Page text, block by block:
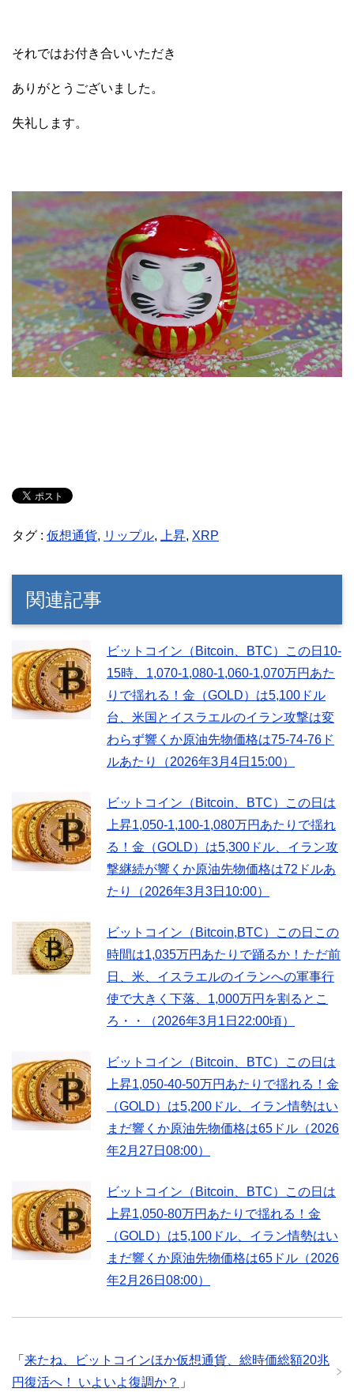
それではお付き合いいただき
ありがとうございました。
失礼します。
タグ : 仮想通貨, リップル, 上昇, XRP
関連記事
ビットコイン（Bitcoin、BTC）この日10-
15時、1,070-1,080-1,060-1,070万円あた
りで揺れる！金（GOLD）は5,100ドル
台、米国とイスラエルのイラン攻撃は変
わらず響くか原油先物価格は75-74-76ド
ルあたり（2026年3月4日15:00）
ビットコイン（Bitcoin、BTC）この日は
上昇1,050-1,100-1,080万円あたりで揺れ
る！金（GOLD）は5,300ドル、イラン攻
撃継続が響くか原油先物価格は72ドルあ
たり（2026年3月3日10:00）
ビットコイン（Bitcoin,BTC）この日この
時間は1,035万円あたりで踊るか！ただ前
日、米、イスラエルのイランへの軍事行
使で大きく下落、1,000万円を割るとこ
ろ・・（2026年3月1日22:00頃）
ビットコイン（Bitcoin、BTC）この日は
上昇1,050-40-50万円あたりで揺れる！金
（GOLD）は5,200ドル、イラン情勢はい
まだ響くか原油先物価格は65ドル（2026
年2月27日08:00）
ビットコイン（Bitcoin、BTC）この日は
上昇1,050-80万円あたりで揺れる！金
（GOLD）は5,100ドル、イラン情勢はい
まだ響くか原油先物価格は65ドル（2026
年2月26日08:00）
「 来たね、ビットコインほか仮想通貨、総時価総額20兆
円復活へ！ いよいよ復調か？ 」